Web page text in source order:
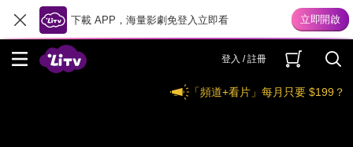
下載 APP，海量影劇免登入立即看
登入 / 註冊
「頻道+看片」每月只要 $199？